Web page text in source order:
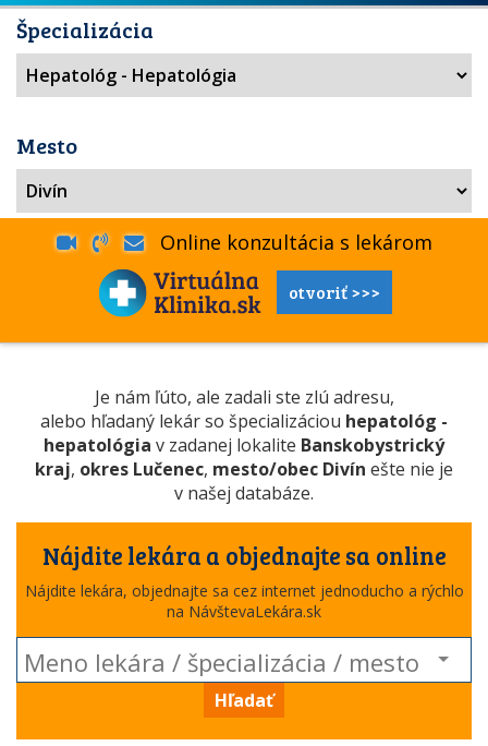
Špecializácia
Mesto
Online konzultácia s lekárom
otvoriť >>>
Je nám ľúto, ale zadali ste zlú adresu,
alebo hľadaný lekár so špecializáciou hepatológ -
hepatológia v zadanej lokalite Banskobystrický
kraj, okres Lučenec, mesto/obec Divín ešte nie je
v našej databáze.
Nájdite lekára a objednajte sa online
Nájdite lekára, objednajte sa cez internet jednoducho a rýchlo
na NávštevaLekára.sk
Hľadať